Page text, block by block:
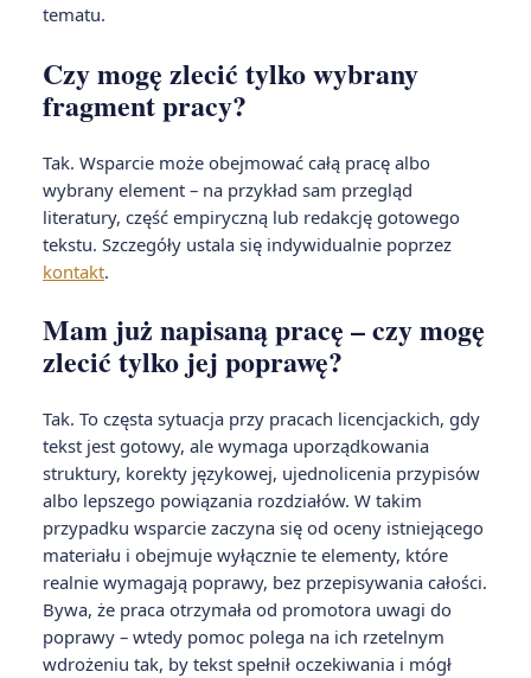
tematu.
Czy mogę zlecić tylko wybrany
fragment pracy?
Tak. Wsparcie może obejmować całą pracę albo
wybrany element – na przykład sam przegląd
literatury, część empiryczną lub redakcję gotowego
tekstu. Szczegóły ustala się indywidualnie poprzez
kontakt.
Mam już napisaną pracę – czy mogę
zlecić tylko jej poprawę?
Tak. To częsta sytuacja przy pracach licencjackich, gdy
tekst jest gotowy, ale wymaga uporządkowania
struktury, korekty językowej, ujednolicenia przypisów
albo lepszego powiązania rozdziałów. W takim
przypadku wsparcie zaczyna się od oceny istniejącego
materiału i obejmuje wyłącznie te elementy, które
realnie wymagają poprawy, bez przepisywania całości.
Bywa, że praca otrzymała od promotora uwagi do
poprawy – wtedy pomoc polega na ich rzetelnym
wdrożeniu tak, by tekst spełnił oczekiwania i mógł